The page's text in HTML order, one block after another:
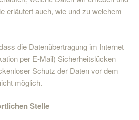
erläutert auch, wie und zu welchem
die Datenübertragung im Internet
per E-Mail) Sicherheitslücken
Schutz der Daten vor dem
möglich.
Stelle